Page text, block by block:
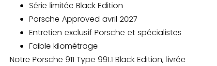
Série limitée Black Edition
Porsche Approved avril 2027
Entretien exclusif Porsche et spécialistes
Faible kilométrage
Notre Porsche 911 Type 991.1 Black Edition, livrée